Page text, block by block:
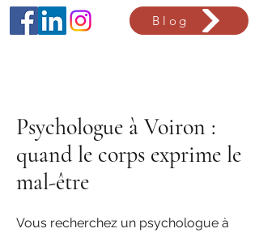
Blog
Psychologue à Voiron :
quand le corps exprime le
mal-être
Vous recherchez un psychologue à